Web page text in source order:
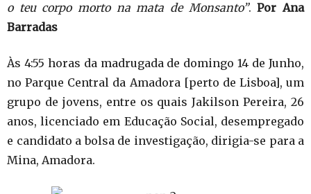
o teu corpo morto na mata de Monsanto”.Por Ana
Barradas
Às 4:55 horas da madrugada de domingo 14 de Junho,
no Parque Central da Amadora [perto de Lisboa], um
grupo de jovens, entre os quais Jakilson Pereira, 26
anos, licenciado em Educação Social, desempregado
e candidato a bolsa de investigação, dirigia-se para a
Mina, Amadora.